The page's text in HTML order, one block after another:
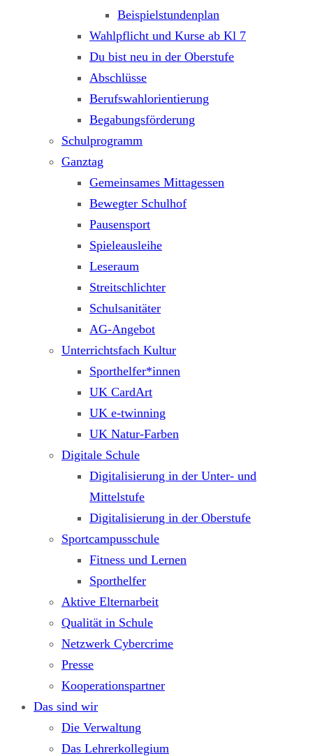
Beispielstundenplan
Wahlpflicht und Kurse ab Kl 7
Du bist neu in der Oberstufe
Abschlüsse
Berufswahlorientierung
Begabungsförderung
Schulprogramm
Ganztag
Gemeinsames Mittagessen
Bewegter Schulhof
Pausensport
Spieleausleihe
Leseraum
Streitschlichter
Schulsanitäter
AG-Angebot
Unterrichtsfach Kultur
Sporthelfer*innen
UK CardArt
UK e-twinning
UK Natur-Farben
Digitale Schule
Digitalisierung in der Unter- und
Mittelstufe
Digitalisierung in der Oberstufe
Sportcampusschule
Fitness und Lernen
Sporthelfer
Aktive Elternarbeit
Qualität in Schule
Netzwerk Cybercrime
Presse
Kooperationspartner
Das sind wir
Die Verwaltung
Das Lehrerkollegium